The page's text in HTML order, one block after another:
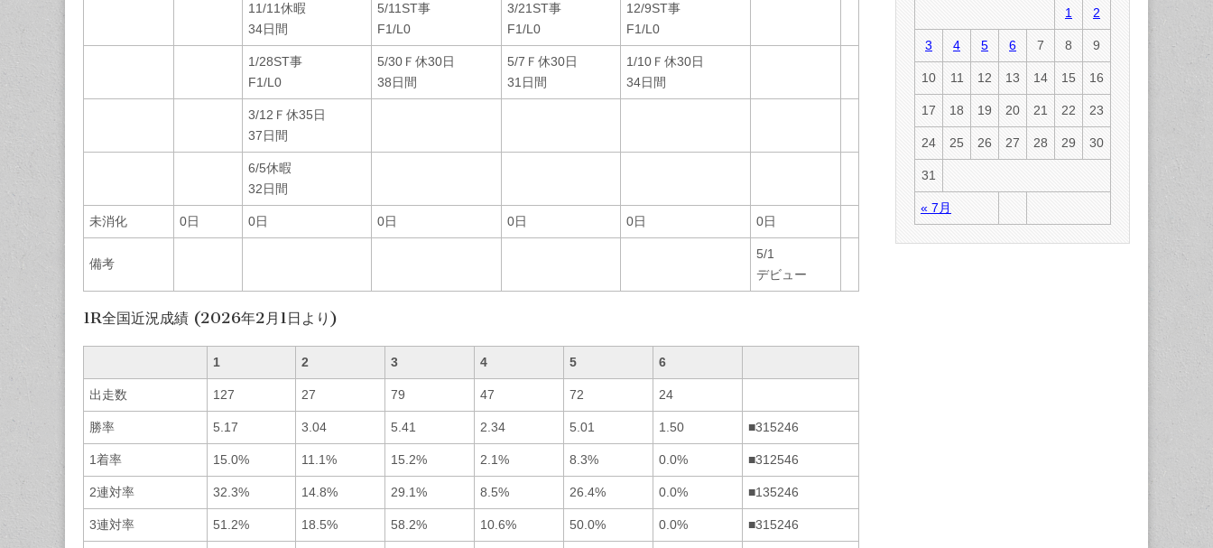
11/11休暇
34日間
5/11ST事
F1/L0
3/21ST事
F1/L0
12/9ST事
F1/L0
1/28ST事
F1/L0
5/30Ｆ休30日
38日間
5/7Ｆ休30日
31日間
1/10Ｆ休30日
34日間
3/12Ｆ休35日
37日間
6/5休暇
32日間
未消化 0日 0日 0日 0日 0日 0日
備考
5/1
デビュー
1R全国近況成績 (2026年2月1日より)
1 2 3 4 5 6
出走数 127 27 79 47 72 24
勝率 5.17 3.04 5.41 2.34 5.01 1.50 ■315246
1着率 15.0% 11.1% 15.2% 2.1% 8.3% 0.0% ■312546
2連対率 32.3% 14.8% 29.1% 8.5% 26.4% 0.0% ■135246
3連対率 51.2% 18.5% 58.2% 10.6% 50.0% 0.0% ■315246
« 7月
1 2
3 4 5 6 7 8 9
10 11 12 13 14 15 16
17 18 19 20 21 22 23
24 25 26 27 28 29 30
31